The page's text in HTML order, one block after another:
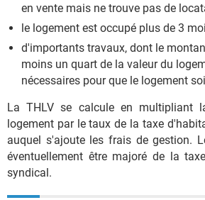
en vente mais ne trouve pas de
le logement est occupé plus de 3
d'importants travaux, dont le
moins un quart de la valeur du
nécessaires pour que le logement
La THLV se calcule en multipliant
logement par le taux de la taxe
auquel s'ajoute les frais de gestion.
éventuellement être majoré de la
syndical.